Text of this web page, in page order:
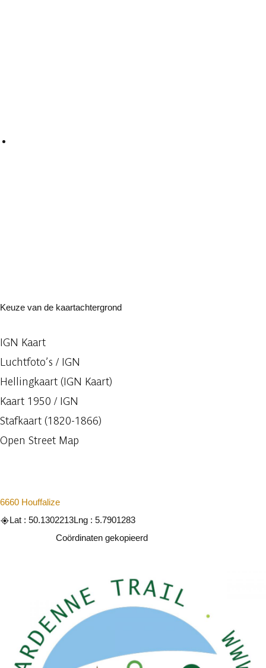
Keuze van de kaartachtergrond
IGN Kaart
Luchtfoto’s / IGN
Hellingkaart (IGN Kaart)
Kaart 1950 / IGN
Stafkaart (1820-1866)
Open Street Map
6660 Houffalize
Lat : 50.1302213Lng : 5.7901283
Coördinaten gekopieerd